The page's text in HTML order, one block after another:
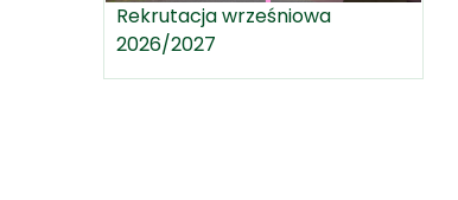
Rekrutacja wrześniowa
2026/2027